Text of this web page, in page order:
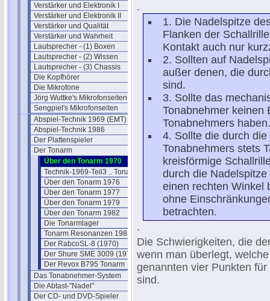
Verstärker und Elektronik I
Verstärker und Elektronik II
Verstärker und Qualität
Verstärker und Wahrheit
Lautsprecher - (1) Boxen
Lautsprecher - (2) Wissen
Lautsprecher - (3) Chassis
Die Kopfhörer
Die Mikrofone
Jörg Wuttke's Mikrofonseiten
Sengpiel's Mikrofonseiten
Abspiel-Technik 1969 (EMT)
Abspiel-Technik 1986
Der Plattenspieler
Der Tonarm
Über den Tonarm 1970
Technik-1969-Teil3 .. Tonarm
Über den Tonarm 1976
Über den Tonarm 1977
Über den Tonarm 1979
Über den Tonarm 1982
Die Tonarmlager
Tonarm Resonanzen 1982
Der RabcoSL-8 (1970)
Der Shure SME 3009 (1970)
Der Revox B795 Tonarm
Das Tonabnehmer-System
Die Abtast-"Nadel"
Der CD- und DVD-Spieler
.
1. Die Nadelspitze
Flanken der
Kontakt auch nur
2. Sollten auf
außer denen, die
sind.
3. Sollte das
Tonabnehmer keinen
Tonabnehmers haben.
4. Sollte die durch
Tonabnehmers stets
kreisförmige
durch die
einen rechten Winkel
ohne
betrachten.
.
Die Schwierigkeiten, die
wenn man überlegt,
genannten vier Punkten
sind.